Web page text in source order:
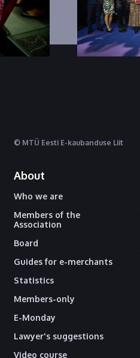
© MTÜ Eesti E-kaubanduse Liit
About
Who we are
Members of the
Association
Board
Guides for e-merchants
Statistics
Members-only
E-Monday
Lawyer's suggestions
Video course